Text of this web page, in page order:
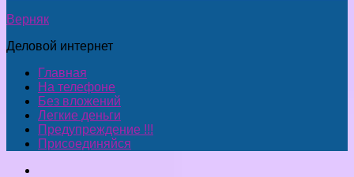
Верняк
Деловой интернет
Главная
На телефоне
Без вложений
Легкие деньги
Предупреждение !!!
Присоединяйся